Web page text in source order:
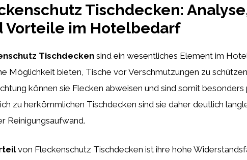
Tischdecken:
Vorteile im Hotelbedarf
Tischdecken sind ein wesentliches Element im
Möglichkeit bieten, Tische vor Verschmutzungen zu
können sie Flecken abweisen und sind somit
zu herkömmlichen Tischdecken sind sie daher deutlich
Reinigungsaufwand.
von Fleckenschutz Tischdecken ist ihre hohe